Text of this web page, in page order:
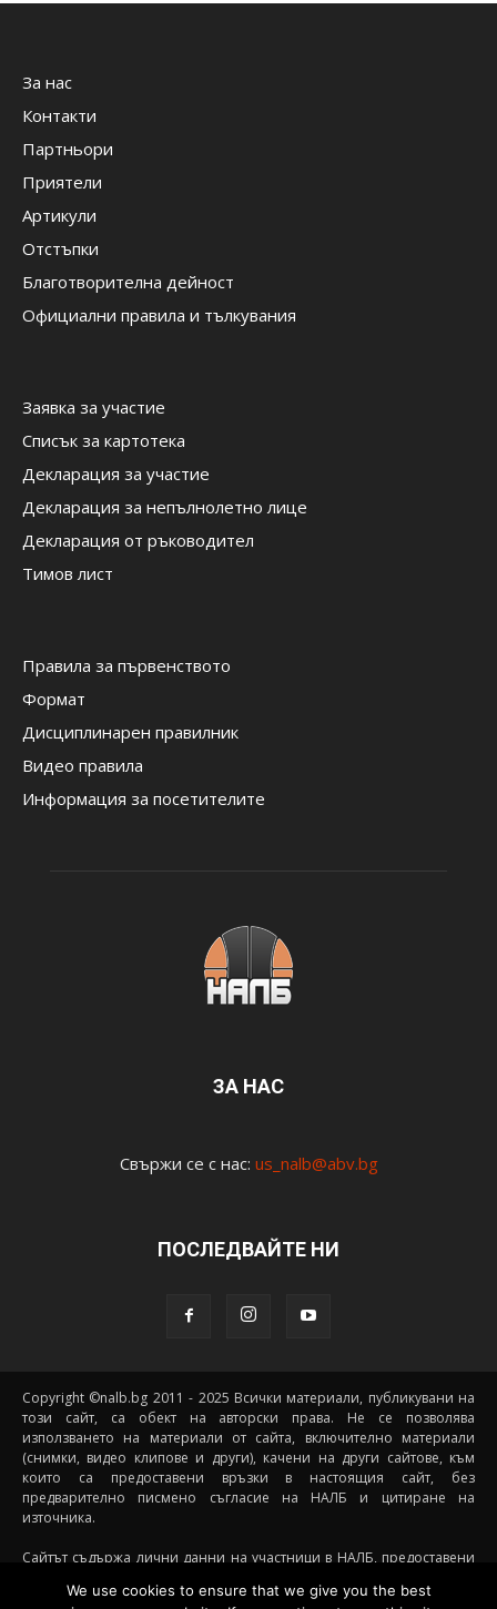
За нас
Контакти
Партньори
Приятели
Артикули
Отстъпки
Благотворителна дейност
Официални правила и тълкувания
Заявка за участие
Списък за картотека
Декларация за участие
Декларация за непълнолетно лице
Декларация от ръководител
Тимов лист
Правила за първенството
Формат
Дисциплинарен правилник
Видео правила
Информация за посетителите
ЗА НАС
Свържи се с нас: us_nalb@abv.bg
ПОСЛЕДВАЙТЕ НИ
Copyright ©nalb.bg 2011 - 2025 Всички материали, публикувани на
този сайт, са обект на авторски права. Не се позволява
използването на материали от сайта, включително материали
(снимки, видео клипове и други), качени на други сайтове, към
които са предоставени връзки в настоящия сайт, без
предварително писмено съгласие на НАЛБ и цитиране на
източника.
Сайтът съдържа лични данни на участници в НАЛБ, предоставени
случай че става дума за непълнолетни участници) посредством
We use cookies to ensure that we give you the best